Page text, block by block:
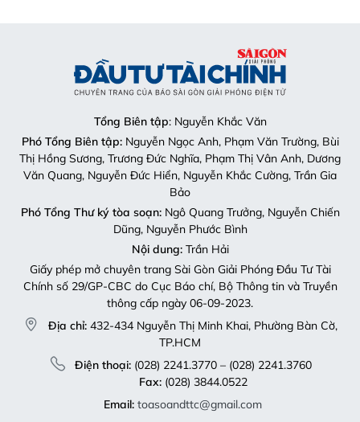
Tổng Biên tập: Nguyễn Khắc Văn
Phó Tổng Biên tập:Nguyễn Ngọc Anh, Phạm Văn Trường, Bùi
Thị Hồng Sương, Trương Đức Nghĩa, Phạm Thị Vân Anh, Dương
Văn Quang, Nguyễn Đức Hiển, Nguyễn Khắc Cường, Trần Gia
Bảo
Phó Tổng Thư ký tòa soạn:Ngô Quang Trưởng, Nguyễn Chiến
Dũng, Nguyễn Phước Bình
Nội dung:Trần Hải
Giấy phép mở chuyên trang Sài Gòn Giải Phóng Đầu Tư Tài
Chính số 29/GP-CBC do Cục Báo chí, Bộ Thông tin và Truyền
thông cấp ngày 06-09-2023.
Địa chỉ: 432-434 Nguyễn Thị Minh Khai, Phường Bàn Cờ,
TP.HCM
Điện thoại:(028) 2241.3770 – (028) 2241.3760
Fax:(028) 3844.0522
Email: toasoandttc@gmail.com